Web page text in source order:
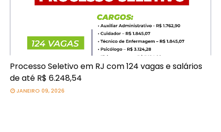
Processo Seletivo em RJ com 124 vagas e salários
de até R$ 6.248,54
JANEIRO 09, 2026